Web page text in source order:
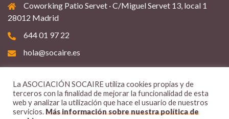
Coworking Patio Servet · C/Miguel Servet 13, local 1
28012 Madrid
644 01 97 22
hola@socaire.es
La ASOCIACIÓN SOCAIRE utiliza cookies propias y de
terceros con la finalidad de mejorar la funcionalidad de esta
web y analizar la utilización que hace el usuario de nuestros
servicios.Más información sobre nuestra política de